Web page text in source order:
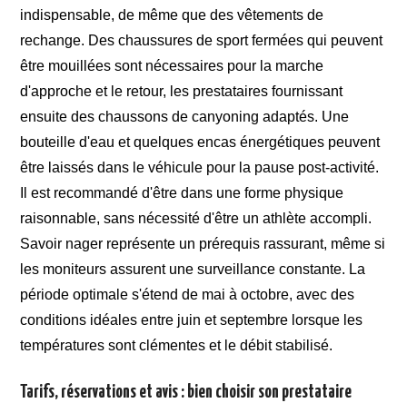
indispensable, de même que des vêtements de
rechange. Des chaussures de sport fermées qui peuvent
être mouillées sont nécessaires pour la marche
d'approche et le retour, les prestataires fournissant
ensuite des chaussons de canyoning adaptés. Une
bouteille d'eau et quelques encas énergétiques peuvent
être laissés dans le véhicule pour la pause post-activité.
Il est recommandé d'être dans une forme physique
raisonnable, sans nécessité d'être un athlète accompli.
Savoir nager représente un prérequis rassurant, même si
les moniteurs assurent une surveillance constante. La
période optimale s'étend de mai à octobre, avec des
conditions idéales entre juin et septembre lorsque les
températures sont clémentes et le débit stabilisé.
Tarifs, réservations et avis : bien choisir son prestataire